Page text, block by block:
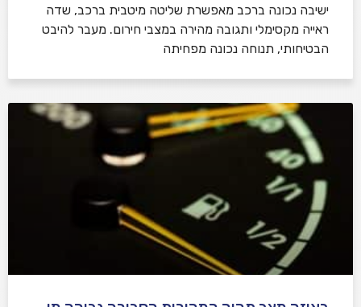
ישיבה נכונה ברכב מאפשרת שליטה מיטבית ברכב, שדה
ראייה מקסימלי ותגובה מהירה במצבי חירום. מעבר להיבט
הבטיחותי, תנוחה נכונה מפחיתה